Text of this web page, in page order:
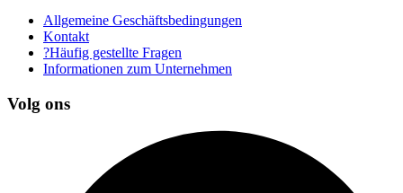
Allgemeine Geschäftsbedingungen
Kontakt
?Häufig gestellte Fragen
Informationen zum Unternehmen
Volg ons